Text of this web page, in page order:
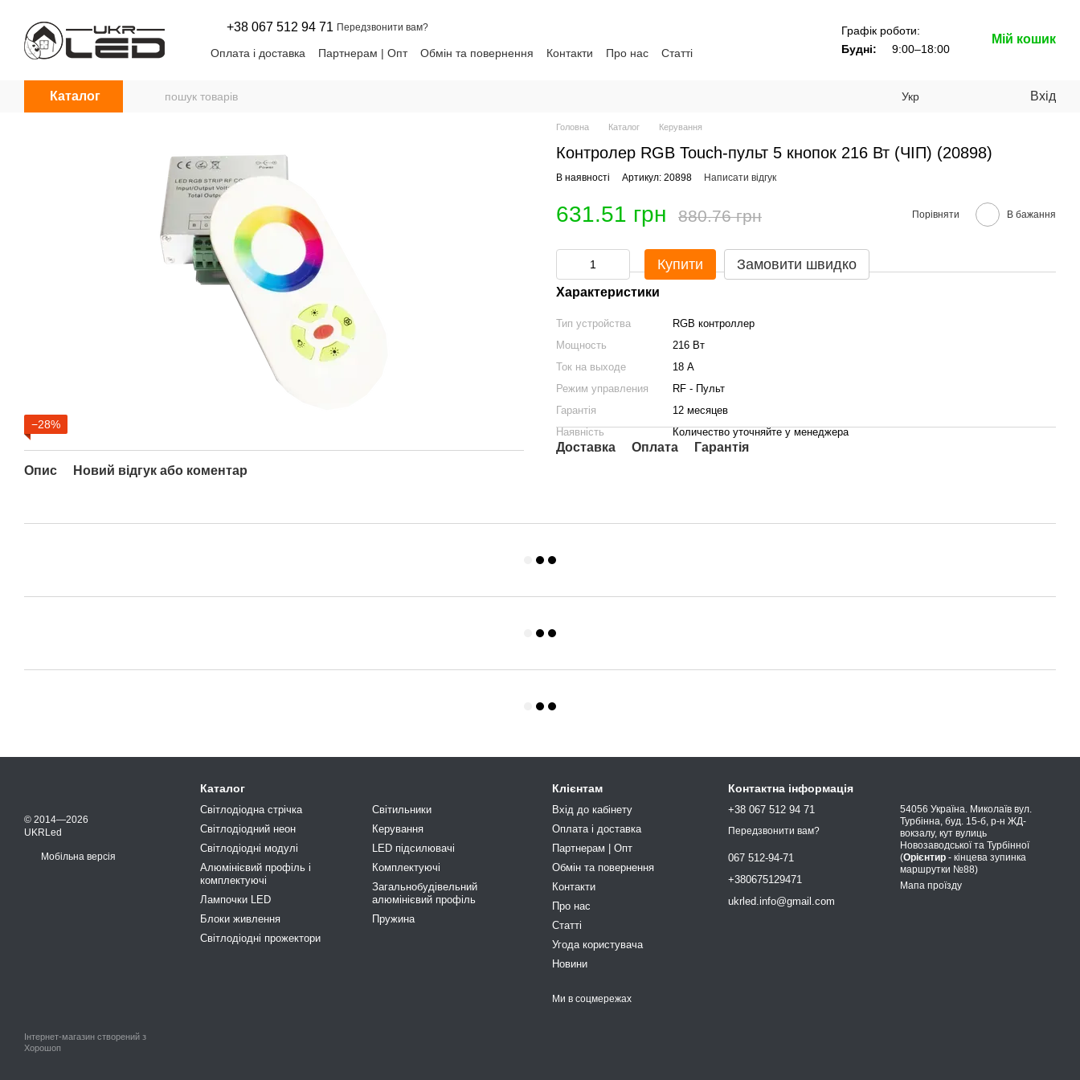
+38 067 512 94 71 Передзвонити вам?
Оплата і доставка Партнерам | Опт Обмін та повернення Контакти Про нас
Статті
Графік роботи:
Будні:
9:00–18:00
Мій кошик
Каталог Укр Вхід
−28%
Опис Новий відгук або коментар
Головна Каталог Керування
Контролер RGB Touch-пульт 5 кнопок 216 Вт (ЧІП) (20898)
В наявності Артикул: 20898 Написати відгук
631.51 грн 880.76 грн Порівняти В бажання
Купити Замовити швидко
Характеристики
Тип устройства
RGB контроллер
Мощность
216 Вт
Ток на выходе
18 А
Режим управления
RF - Пульт
Гарантія
12 месяцев
Наявність
Количество уточняйте у менеджера
Доставка Оплата Гарантія
© 2014—2026
UKRLed
Мобільна версія
Інтернет-магазин створений з
Хорошоп
Каталог
Світлодіодна стрічка
Світлодіодний неон
Світлодіодні модулі
Алюмінієвий профіль і
комплектуючі
Лампочки LED
Блоки живлення
Світлодіодні прожектори
Світильники
Керування
LED підсилювачі
Комплектуючі
Загальнобудівельний
алюмінієвий профіль
Пружина
Клієнтам
Вхід до кабінету
Оплата і доставка
Партнерам | Опт
Обмін та повернення
Контакти
Про нас
Статті
Угода користувача
Новини
Ми в соцмережах
Контактна інформація
+38 067 512 94 71
Передзвонити вам?
067 512-94-71
+380675129471
ukrled.info@gmail.com
54056 Україна. Миколаїв вул.
Турбінна, буд. 15-б, р-н ЖД-
вокзалу, кут вулиць
Новозаводської та Турбінної
(Орієнтир - кінцева зупинка
маршрутки №88)
Мапа проїзду